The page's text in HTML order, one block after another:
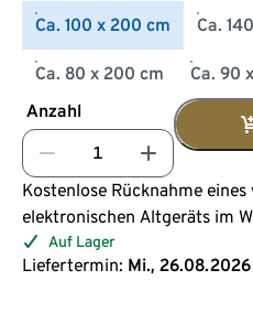
Ca. 100 x 200 cm Ca.
Ca. 80 x 200 cm
Ca. 90
Anzahl
Kostenlose Rücknahme
elektronischen Altgeräts im
Auf Lager
Liefertermin: Mi.,